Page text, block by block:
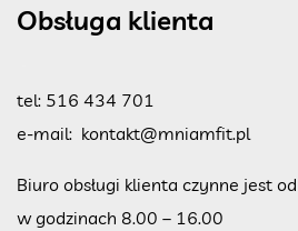
Obsługa klienta
tel: 516 434 701
e-mail: kontakt@mniamfit.pl
Biuro obsługi klienta czynne jest
w godzinach 8.00 – 16.00